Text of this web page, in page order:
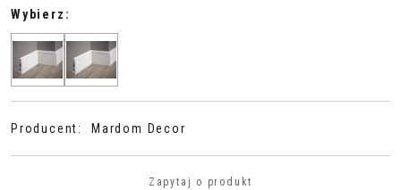
Wybierz:
Producent: Mardom Decor
Zapytaj o produkt